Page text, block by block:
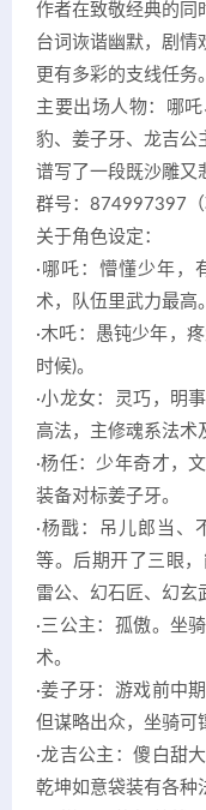
作者在致敬经典的同
台词诙谐幽默，剧情
更有多彩的支线任务。
主要出场人物：哪
豹、姜子牙、龙吉公
谱写了一段既沙雕又
群号：874997397（
关于角色设定：
·哪吒：懵懂少年，
术，队伍里武力最高。
·木吒：愚钝少年，
时候)。
·小龙女：灵巧，明
高法，主修魂系法术
·杨任：少年奇才，
装备对标姜子牙。
·杨戬：吊儿郎当、
等。后期开了三眼
雷公、幻石匠、幻玄
·三公主：孤傲。坐
术。
·姜子牙：游戏前中
但谋略出众，坐骑可
·龙吉公主：傻白甜
乾坤如意袋装有各种